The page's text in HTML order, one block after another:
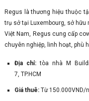
Regus là thương hiệu thuộc
trụ sở tại Luxembourg, sở hữu
Việt Nam, Regus cung cấp
chuyên nghiệp, linh hoạt, phù
Địa chỉ:tòa nhà M
7, TP.HCM
Giá thuê:Từ 150.000VND/